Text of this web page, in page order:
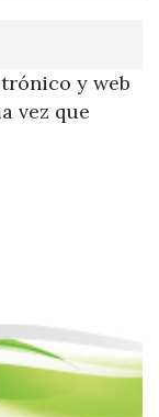
y web
vez que